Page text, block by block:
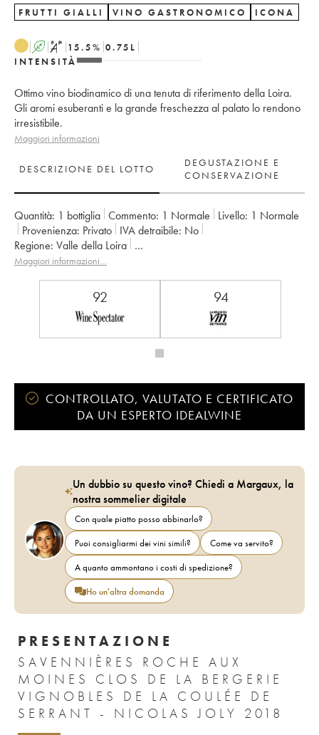
FRUTTI GIALLI VINO GASTRONOMICO ICONA
A S 15.5% 0.75 L
INTENSITÀ
Ottimo vino biodinamico di una tenuta di riferimento della Loira.
Gli aromi esuberanti e la grande freschezza al palato lo rendono
irresistibile.
Maggiori informazioni
DESCRIZIONE DEL LOTTO
DEGUSTAZIONE E
CONSERVAZIONE
Quantità: 1 bottiglia Commento: 1 Normale Livello: 1 Normale
Provenienza:
privato IVA detraibile:
no
Regione:
Valle della Loira
Denominazione: Savennières Roche aux Moines
Maggiori informazioni…
92 94
CONTROLLATO, VALUTATO E CERTIFICATO
DA UN ESPERTO IDEALWINE
Un dubbio su questo vino? Chiedi a Margaux, la
nostra sommelier digitale
Con quale piatto posso abbinarlo?
Puoi consigliarmi dei vini simili?
Come va servito?
A quanto ammontano i costi di spedizione?
Ho un'altra domanda
PRESENTAZIONE
SAVENNIÈRES ROCHE AUX
MOINES CLOS DE LA BERGERIE
VIGNOBLES DE LA COULÉE DE
SERRANT - NICOLAS JOLY 2018